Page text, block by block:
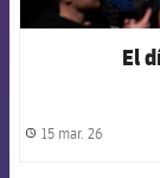
El
15 mar. 26